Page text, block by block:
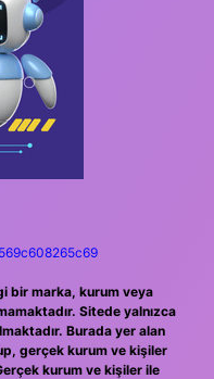
bir marka, kurum veya
Sitede yalnızca
Burada yer alan
gerçek kurum ve kişiler
kurum ve kişiler ile